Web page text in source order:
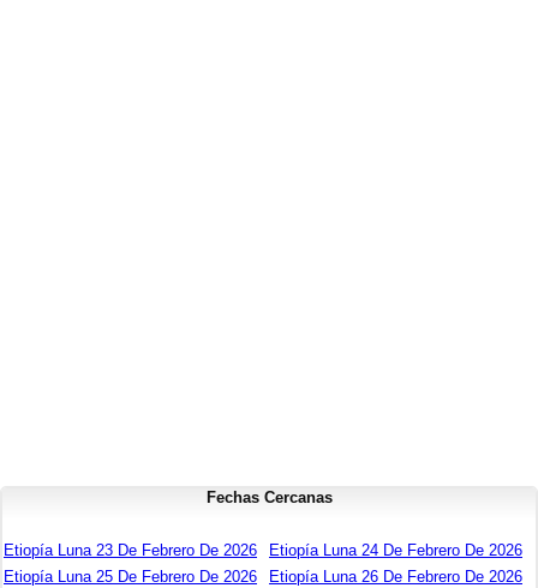
Fechas Cercanas
Etiopía Luna 23 De Febrero De 2026
Etiopía Luna 24 De Febrero De 2026
Etiopía Luna 25 De Febrero De 2026
Etiopía Luna 26 De Febrero De 2026